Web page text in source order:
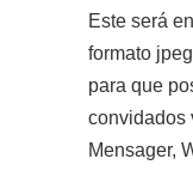
Este será
formato
para que
convidados
Mensager,